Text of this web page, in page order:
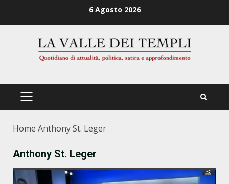
6 Agosto 2026
PRIMÄRES
Home Anthony St. Leger
Anthony St. Leger